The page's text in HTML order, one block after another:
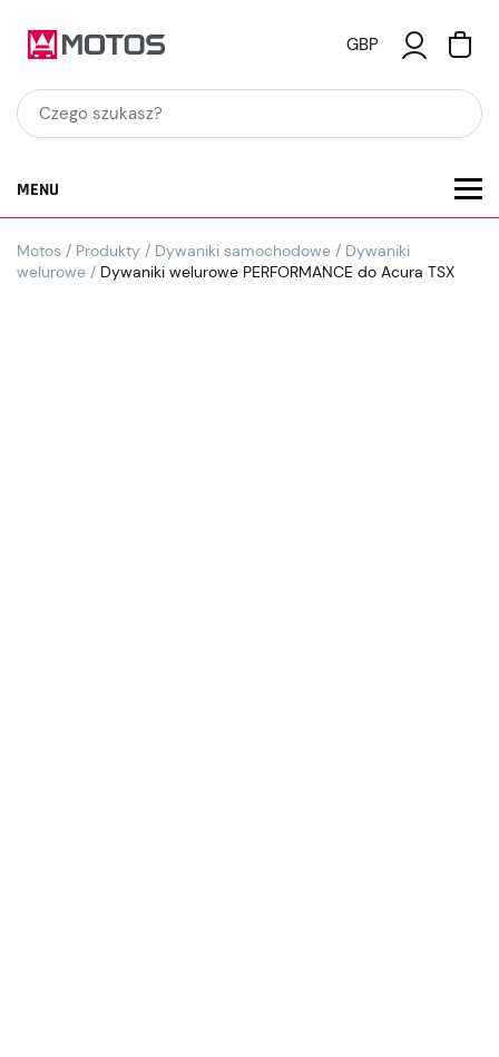
GBP
MENU
Motos / Produkty / Dywaniki samochodowe / Dywaniki
welurowe / Dywaniki welurowe PERFORMANCE do Acura TSX